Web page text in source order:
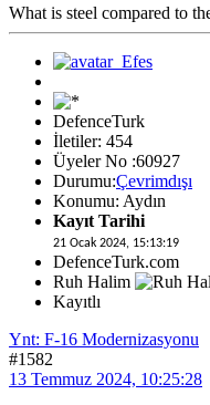
What is steel compared to
DefenceTurk
İletiler: 454
Üyeler No :60927
Durumu:Çevrimdışı
Konumu: Aydın
Kayıt Tarihi
21 Ocak 2024, 15:13:19
DefenceTurk.com
Ruh Halim
Kayıtlı
Ynt: F-16 Modernizasyonu
#1582
13 Temmuz 2024, 10:25:28